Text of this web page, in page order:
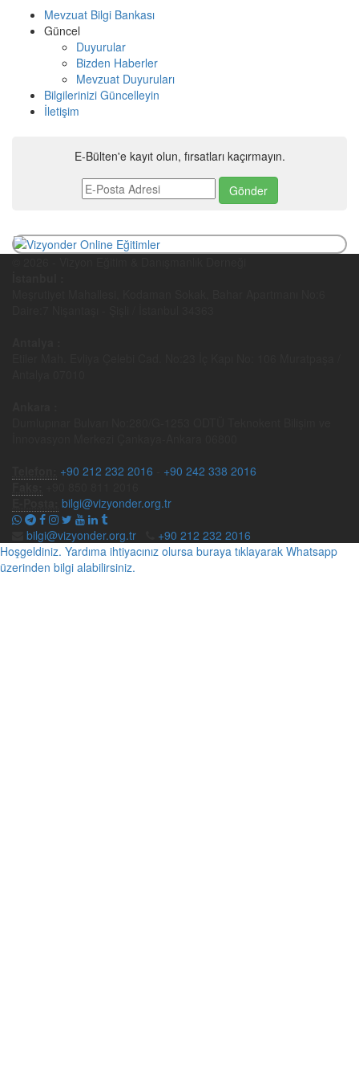
Mevzuat Bilgi Bankası
Güncel
Duyurular
Bizden Haberler
Mevzuat Duyuruları
Bilgilerinizi Güncelleyin
İletişim
E-Bülten'e kayıt olun, fırsatları kaçırmayın.
+90 212 232 2016
+90 242 338 2016
bilgi@vizyonder.org.tr
bilgi@vizyonder.org.tr
+90 212 232 2016
Hoşgeldiniz. Yardıma ihtiyacınız olursa buraya tıklayarak Whatsapp
üzerinden bilgi alabilirsiniz.